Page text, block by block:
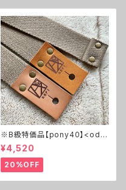
※B級特価品【pony40】<odd
>サンドベージュ×エイジド・ベ
ージュ＊イエローキャメルレザ
ー＊アンティーク金具【ピン径8
mm/ポリエステル綿素材のギタ
ーストラップ/odd.sdbgabgyc
¥4,520
20%OFF